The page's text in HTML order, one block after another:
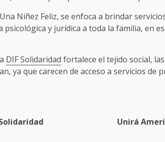
Niñez Feliz, se enfoca a brindar
y jurídica a toda la familia, en
DIF Solidaridad fortalece el tejido social,
ya que carecen de acceso a servicios de
Unirá